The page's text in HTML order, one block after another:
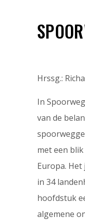
Hrssg.:
In
van de
met een
Europa.
in 34
hoofdstuk
algemene